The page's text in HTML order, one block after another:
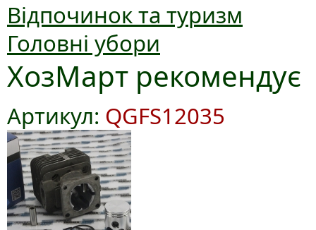
Відпочинок та туризм
Головні убори
ХозМарт рекомендує
Артикул: QGFS12035